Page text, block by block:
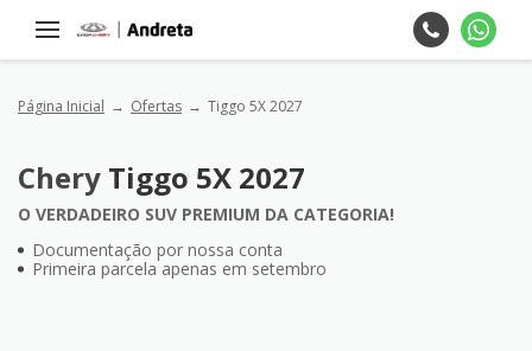
Página Inicial Ofertas Tiggo 5X 2027
Chery Tiggo 5X 2027
O VERDADEIRO SUV PREMIUM DA CATEGORIA!
Documentação por nossa conta
Primeira parcela apenas em setembro